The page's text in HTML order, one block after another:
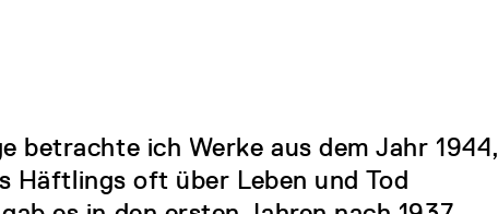
betrachte ich Werke aus dem Jahr 1944,
Häftlings oft über Leben und Tod